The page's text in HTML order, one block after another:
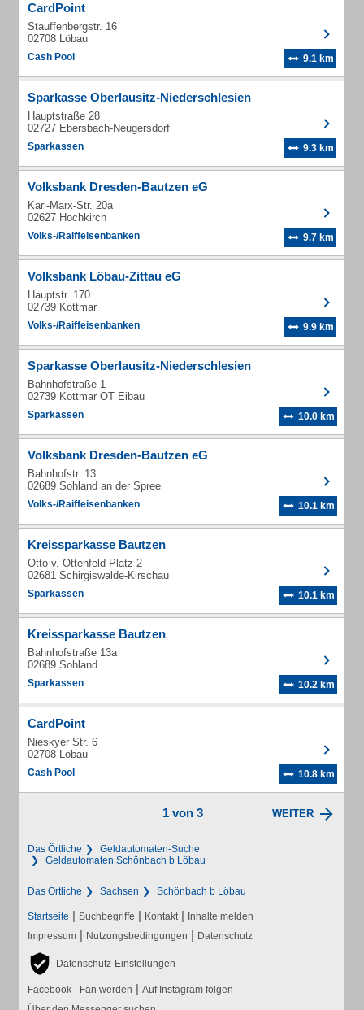
CardPoint
Stauffenbergstr. 16
02708 Löbau
Cash Pool 9.1 km
Sparkasse Oberlausitz-Niederschlesien
Hauptstraße 28
02727 Ebersbach-Neugersdorf
Sparkassen 9.3 km
Volksbank Dresden-Bautzen eG
Karl-Marx-Str. 20a
02627 Hochkirch
Volks-/Raiffeisenbanken 9.7 km
Volksbank Löbau-Zittau eG
Hauptstr. 170
02739 Kottmar
Volks-/Raiffeisenbanken 9.9 km
Sparkasse Oberlausitz-Niederschlesien
Bahnhofstraße 1
02739 Kottmar OT Eibau
Sparkassen 10.0 km
Volksbank Dresden-Bautzen eG
Bahnhofstr. 13
02689 Sohland an der Spree
Volks-/Raiffeisenbanken 10.1 km
Kreissparkasse Bautzen
Otto-v.-Ottenfeld-Platz 2
02681 Schirgiswalde-Kirschau
Sparkassen 10.1 km
Kreissparkasse Bautzen
Bahnhofstraße 13a
02689 Sohland
Sparkassen 10.2 km
CardPoint
Nieskyer Str. 6
02708 Löbau
Cash Pool 10.8 km
1 von 3 WEITER
Das Örtliche
Geldautomaten-Suche
Geldautomaten Schönbach b Löbau
Das Örtliche Sachsen Schönbach b Löbau
Startseite | Suchbegriffe | Kontakt | Inhalte melden
Impressum | Nutzungsbedingungen | Datenschutz
Datenschutz-Einstellungen
Facebook - Fan werden | Auf Instagram folgen